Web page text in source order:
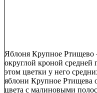
Яблоня Крупное Ртищево
округлой кроной средней
этом цветки у него
яблони Крупное Ртищева
цвета с малиновыми